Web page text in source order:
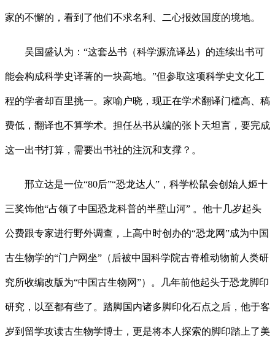
家的不懈的，看到了他们不求名利、二心报效国度的境地。
吴国盛认为：“这套丛书（科学源流译丛）的连续出书可
能会构成科学史译著的一块高地。”但参取这项科学史文化工
程的学者却百里挑一。家喻户晓，现正在学术翻译门槛高、稿
费低，翻译也不算学术。担任丛书从编的张卜天坦言，要完成
这一出书打算，需要出书社的注沉和支撑？。
邢立达是一位“80后”“恐龙达人”，科学松鼠会创始人姬十
三奖饰他“占领了中国恐龙科普的半壁山河” 。他十几岁起头
公费跟专家进行野外调查，上高中时创办的“恐龙网”成为中国
古生物学的“门户网坐”（后被中国科学院古脊椎动物前人类研
究所收编改版为“中国古生物网”）。几年前他起头于恐龙脚印
研究，以至都有些了。踏脚国内诸多脚印化石点之后，他于客
岁到留学攻读古生物学博士，更是将本人探索的脚印踏上了美